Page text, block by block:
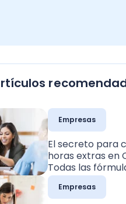
Empresas
El secreto para
horas extras en
Todas las
Empresas